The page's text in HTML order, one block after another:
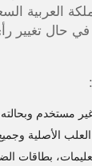
في حال تغيير
مستخدم وبحالته
الأصلية
بطاقات